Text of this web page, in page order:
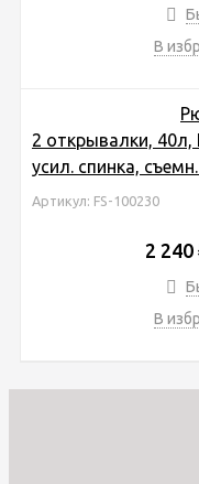
В
2 открывалки,
усил. спинка,
Артикул: FS-100230
2 240
В